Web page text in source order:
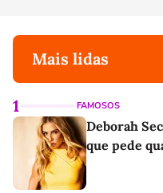
Mais lidas
1 FAMOSOS
Deborah
que pede